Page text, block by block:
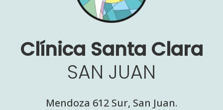
Clínica Santa Clara
SAN JUAN
Mendoza 612 Sur, San Juan.